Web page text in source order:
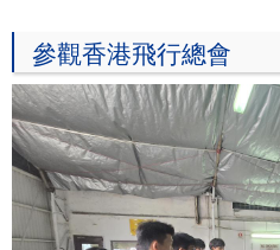
參觀香港飛行總會